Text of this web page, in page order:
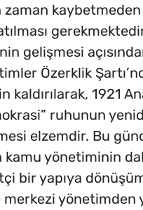
kaybetmeden
gelişmesi
Özerklik
kaldırılarak, 1921
ruhunun
elzemdir. Bu
kamu yönetiminin
bir yapıya
merkezi yönetimden